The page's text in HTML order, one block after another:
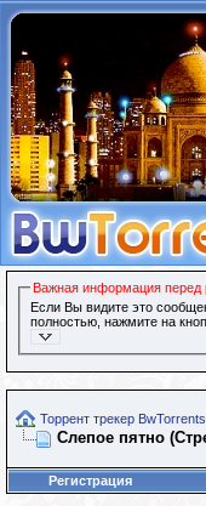
Важная информация перед
Если Вы видите это
полностью, нажмите на
Торрент трекер
Слепое пятно
Регистрация